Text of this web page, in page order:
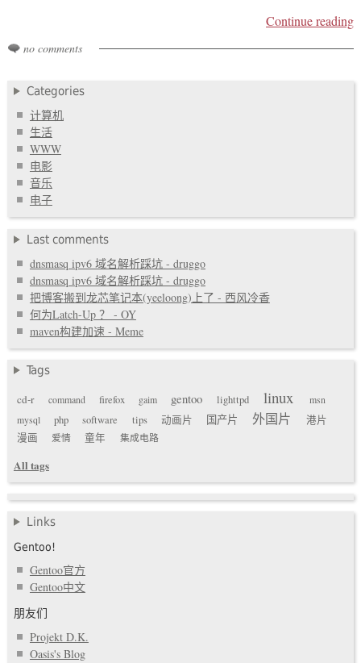
Continue reading
no comments
Categories
计算机
生活
WWW
电影
音乐
电子
Last comments
dnsmasq ipv6 域名解析踩坑 - druggo
dnsmasq ipv6 域名解析踩坑 - druggo
把博客搬到龙芯笔记本(yeeloong)上了 - 西风冷香
何为Latch-Up ？ - OY
maven构建加速 - Meme
Tags
cd-r
command firefox gaim gentoo lighttpd linux
msn
mysql
php software tips 动画片 国产片 外国片
港片
漫画
爱情 童年 集成电路
All tags
Links
Gentoo!
Gentoo官方
Gentoo中文
朋友们
Projekt D.K.
Oasis's Blog